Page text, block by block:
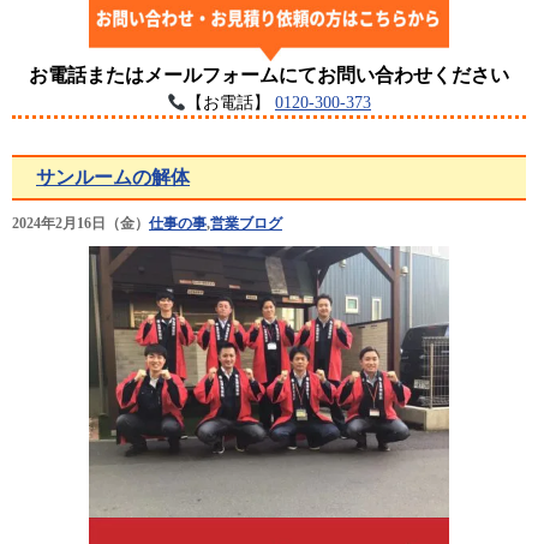
お電話またはメールフォームにてお問い合わせください
【お電話】 0120-300-373
サンルームの解体
2024年2月16日（金） 仕事の事,営業ブログ